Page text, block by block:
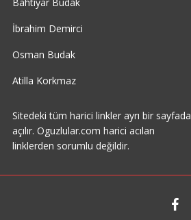
İbrahim Demirci
Osman Budak
Atilla Korkmaz
Sitedeki tüm harici linkler ayrı bir sayfada
açılır. Oguzlular.com harici acılan
linklerden sorumlu değildir.